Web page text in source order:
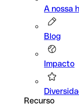
A nossa
Blog
Impacto
Recurso